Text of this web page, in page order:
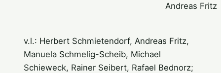
Andreas Fritz
v.l.: Herbert Schmietendorf, Andreas Fritz,
Manuela Schmelig-Scheib, Michael
Schieweck, Rainer Seibert, Rafael Bednorz;